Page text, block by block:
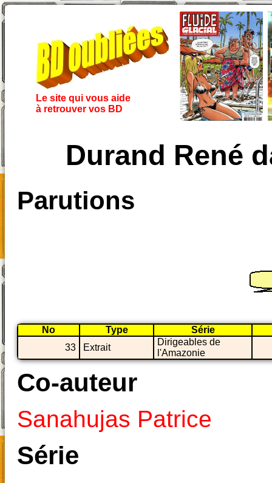
Le site qui vous aide
à retrouver vos BD
Durand René
Parutions
No Type
Série
33
Extrait
Dirigeables de
l'Amazonie
Co-auteur
Sanahujas Patrice
Série